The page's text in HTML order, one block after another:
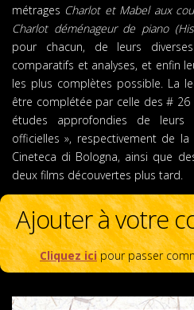
métrages Charlot et Mabel aux
Charlot déménageur de piano
pour chacun, de leurs
comparatifs et analyses, et enfin
les plus complètes possible. La
être complétée par celle des # 26
études approfondies de
officielles », respectivement de
Cineteca di Bologna, ainsi que
deux films découvertes plus tard.
Ajouter à votre
Cliquez icipour passer